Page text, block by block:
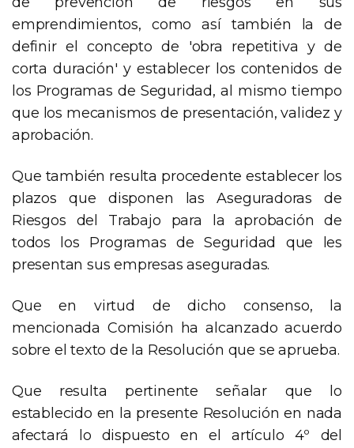
emprendimientos, como así también la de
definir el concepto de 'obra repetitiva y de
corta duración' y establecer los contenidos de
los Programas de Seguridad, al mismo tiempo
que los mecanismos de presentación, validez y
aprobación.
Que también resulta procedente establecer los
plazos que disponen las Aseguradoras de
Riesgos del Trabajo para la aprobación de
todos los Programas de Seguridad que les
presentan sus empresas aseguradas.
Que en virtud de dicho consenso, la
mencionada Comisión ha alcanzado acuerdo
sobre el texto de la Resolución que se aprueba.
Que resulta pertinente señalar que lo
establecido en la presente Resolución en nada
afectará lo dispuesto en el artículo 4º del